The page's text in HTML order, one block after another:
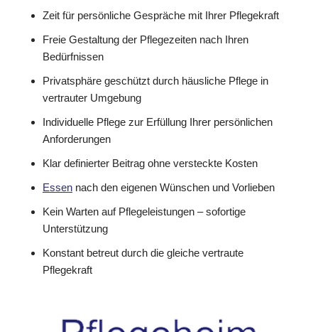
Zeit für persönliche Gespräche mit Ihrer Pflegekraft
Freie Gestaltung der Pflegezeiten nach Ihren
Bedürfnissen
Privatsphäre geschützt durch häusliche Pflege in
vertrauter Umgebung
Individuelle Pflege zur Erfüllung Ihrer persönlichen
Anforderungen
Klar definierter Beitrag ohne versteckte Kosten
Essen nach den eigenen Wünschen und Vorlieben
Kein Warten auf Pflegeleistungen – sofortige
Unterstützung
Konstant betreut durch die gleiche vertraute
Pflegekraft